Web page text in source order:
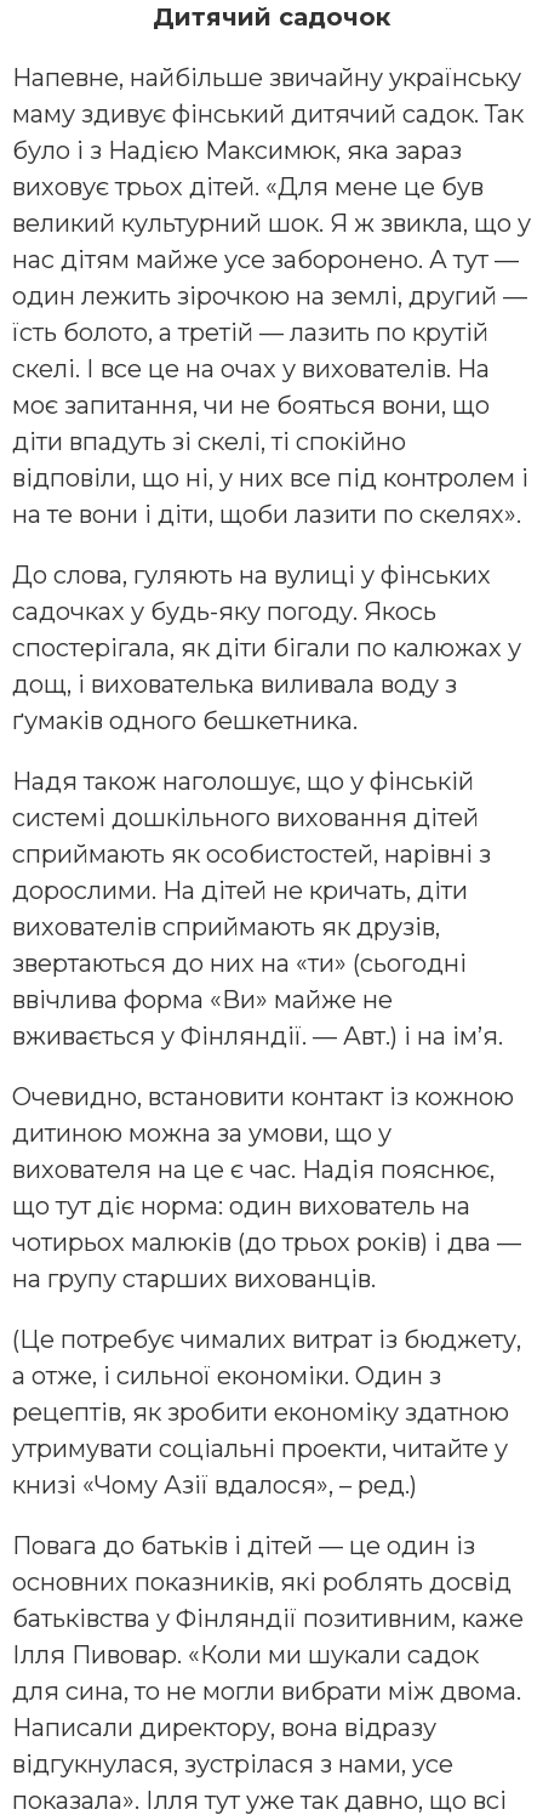
Дитячий садочок
Напевне, найбільше звичайну українську
маму здивує фінський дитячий садок. Так
було і з Надією Максимюк, яка зараз
виховує трьох дітей. «Для мене це був
великий культурний шок. Я ж звикла, що у
нас дітям майже усе заборонено. А тут —
один лежить зірочкою на землі, другий —
їсть болото, а третій — лазить по крутій
скелі. І все це на очах у вихователів. На
моє запитання, чи не бояться вони, що
діти впадуть зі скелі, ті спокійно
відповіли, що ні, у них все під контролем і
на те вони і діти, щоби лазити по скелях».
До слова, гуляють на вулиці у фінських
садочках у будь-яку погоду. Якось
спостерігала, як діти бігали по калюжах у
дощ, і вихователька виливала воду з
ґумаків одного бешкетника.
Надя також наголошує, що у фінській
системі дошкільного виховання дітей
сприймають як особистостей, нарівні з
дорослими. На дітей не кричать, діти
вихователів сприймають як друзів,
звертаються до них на «ти» (сьогодні
ввічлива форма «Ви» майже не
вживається у Фінляндії. — Авт.) і на ім’я.
Очевидно, встановити контакт із кожною
дитиною можна за умови, що у
вихователя на це є час. Надія пояснює,
що тут діє норма: один вихователь на
чотирьох малюків (до трьох років) і два —
на групу старших вихованців.
(Це потребує чималих витрат із бюджету,
а отже, і сильної економіки. Один з
рецептів, як зробити економіку здатною
утримувати соціальні проекти, читайте у
книзі «Чому Азії вдалося», – ред.)
Повага до батьків і дітей — це один із
основних показників, які роблять досвід
батьківства у Фінляндії позитивним, каже
Ілля Пивовар. «Коли ми шукали садок
для сина, то не могли вибрати між двома.
Написали директору, вона відразу
відгукнулася, зустрілася з нами, усе
показала». Ілля тут уже так давно, що всі